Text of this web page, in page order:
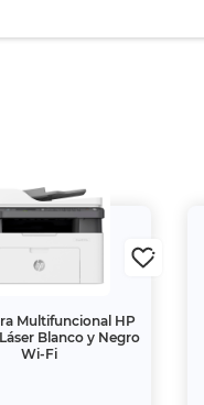
Multifuncional HP
Blanco y Negro
Wi-Fi